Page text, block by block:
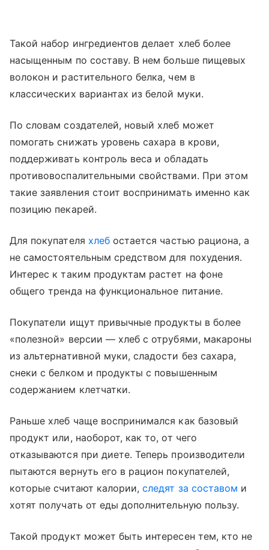
Такой набор ингредиентов делает хлеб более
насыщенным по составу. В нем больше пищевых
волокон и растительного белка, чем в
классических вариантах из белой муки.
По словам создателей, новый хлеб может
помогать снижать уровень сахара в крови,
поддерживать контроль веса и обладать
противовоспалительными свойствами. При этом
такие заявления стоит воспринимать именно как
позицию пекарей.
Для покупателя хлебостается частью рациона, а
не самостоятельным средством для похудения.
Интерес к таким продуктам растет на фоне
общего тренда на функциональное питание.
Покупатели ищут привычные продукты в более
«полезной» версии — хлеб с отрубями, макароны
из альтернативной муки, сладости без сахара,
снеки с белком и продукты с повышенным
содержанием клетчатки.
Раньше хлеб чаще воспринимался как базовый
продукт или, наоборот, как то, от чего
отказываются при диете. Теперь производители
пытаются вернуть его в рацион покупателей,
которые считают калории,следят за составом и
хотят получать от еды дополнительную пользу.
Такой продукт может быть интересен тем, кто не